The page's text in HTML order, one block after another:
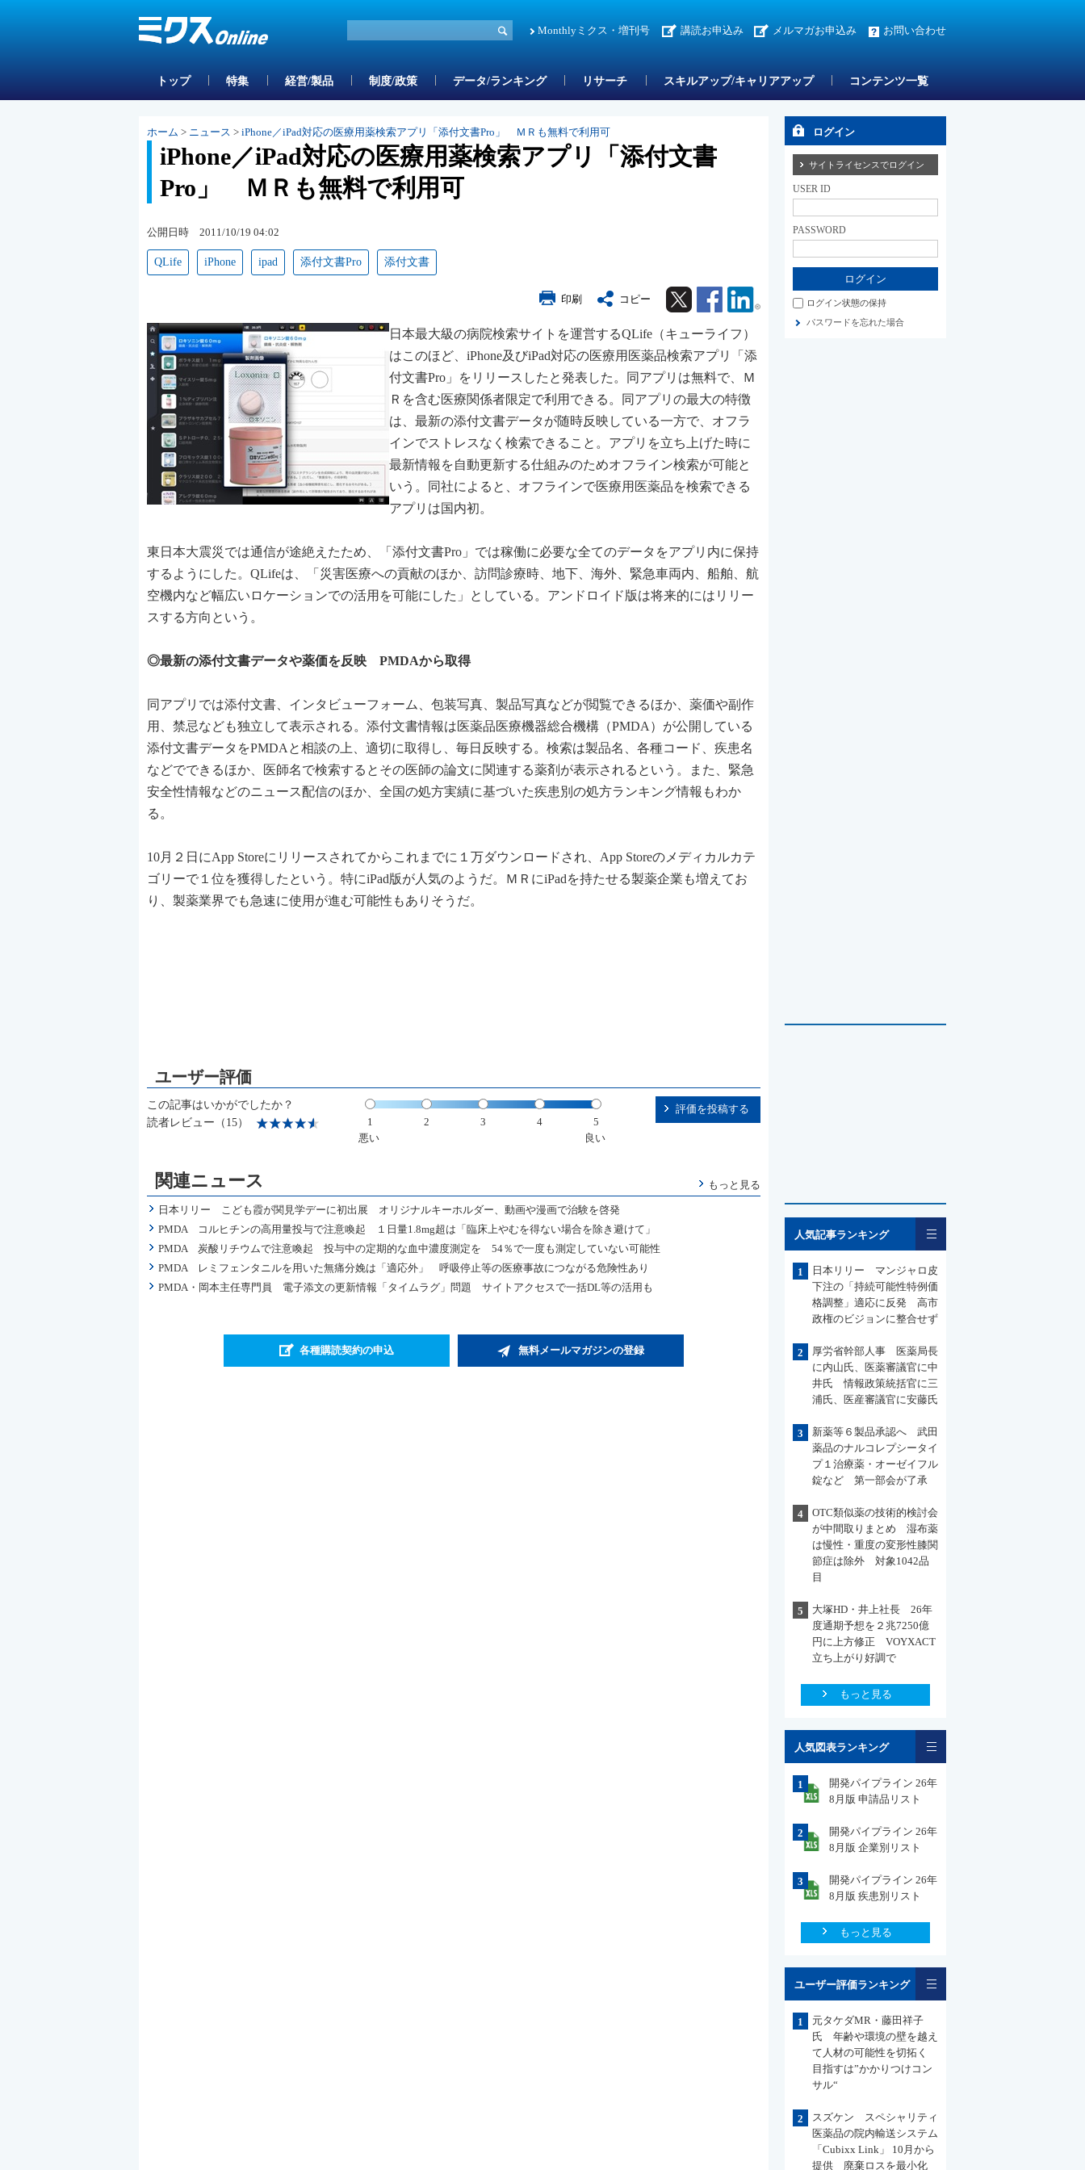
Monthlyミクス・増刊号 講読お申込み メルマガお申込み お問い合わせ
トップ 特集 経営/製品 制度/政策 データ/ランキング リサーチ スキルアップ/キャリアアップ コンテンツ一覧
ホーム > ニュース > iPhone／iPad対応の医療用薬検索アプリ「添付文書Pro」 ＭＲも無料で利用可
iPhone／iPad対応の医療用薬検索アプリ「添付文書
Pro」 ＭＲも無料で利用可
公開日時 2011/10/19 04:02
QLife iPhone ipad 添付文書Pro 添付文書
印刷 コピー Twitter Facebook Linkedin
日本最大級の病院検索サイトを運営するQLife（キューライフ）
はこのほど、iPhone及びiPad対応の医療用医薬品検索アプリ「添
付文書Pro」をリリースしたと発表した。同アプリは無料で、Ｍ
Ｒを含む医療関係者限定で利用できる。同アプリの最大の特徴
は、最新の添付文書データが随時反映している一方で、オフラ
インでストレスなく検索できること。アプリを立ち上げた時に
最新情報を自動更新する仕組みのためオフライン検索が可能と
いう。同社によると、オフラインで医療用医薬品を検索できる
アプリは国内初。
東日本大震災では通信が途絶えたため、「添付文書Pro」では稼働に必要な全てのデータをアプリ内に保持
するようにした。QLifeは、「災害医療への貢献のほか、訪問診療時、地下、海外、緊急車両内、船舶、航
空機内など幅広いロケーションでの活用を可能にした」としている。アンドロイド版は将来的にはリリー
スする方向という。
◎最新の添付文書データや薬価を反映 PMDAから取得
同アプリでは添付文書、インタビューフォーム、包装写真、製品写真などが閲覧できるほか、薬価や副作
用、禁忌なども独立して表示される。添付文書情報は医薬品医療機器総合機構（PMDA）が公開している
添付文書データをPMDAと相談の上、適切に取得し、毎日反映する。検索は製品名、各種コード、疾患名
などでできるほか、医師名で検索するとその医師の論文に関連する薬剤が表示されるという。また、緊急
安全性情報などのニュース配信のほか、全国の処方実績に基づいた疾患別の処方ランキング情報もわか
る。
10月２日にApp Storeにリリースされてからこれまでに１万ダウンロードされ、App Storeのメディカルカテ
ゴリーで１位を獲得したという。特にiPad版が人気のようだ。ＭＲにiPadを持たせる製薬企業も増えてお
り、製薬業界でも急速に使用が進む可能性もありそうだ。
この記事はいかがでしたか？
読者レビュー（15）
1 2 3 4
5
悪い
良い
評価を投稿する
関連ニュース もっと見る
日本リリー こども霞が関見学デーに初出展 オリジナルキーホルダー、動画や漫画で治験を啓発
PMDA コルヒチンの高用量投与で注意喚起 １日量1.8mg超は「臨床上やむを得ない場合を除き避けて」
PMDA 炭酸リチウムで注意喚起 投与中の定期的な血中濃度測定を 54％で一度も測定していない可能性
PMDA レミフェンタニルを用いた無痛分娩は「適応外」 呼吸停止等の医療事故につながる危険性あり
PMDA・岡本主任専門員 電子添文の更新情報「タイムラグ」問題 サイトアクセスで一括DL等の活用も
各種購読契約の申込 無料メールマガジンの登録
ログイン
サイトライセンスでログイン
USER ID
PASSWORD
ログイン状態の保持
パスワードを忘れた場合
人気記事ランキング
1
日本リリー マンジャロ皮
下注の「持続可能性特例価
格調整」適応に反発 高市
政権のビジョンに整合せず
2
厚労省幹部人事 医薬局長
に内山氏、医薬審議官に中
井氏 情報政策統括官に三
浦氏、医産審議官に安藤氏
3
新薬等６製品承認へ 武田
薬品のナルコレプシータイ
プ１治療薬・オーゼイフル
錠など 第一部会が了承
4
OTC類似薬の技術的検討会
が中間取りまとめ 湿布薬
は慢性・重度の変形性膝関
節症は除外 対象1042品
目
5
大塚HD・井上社長 26年
度通期予想を２兆7250億
円に上方修正 VOYXACT
立ち上がり好調で
もっと見る
人気図表ランキング
1
開発パイプライン 26年
8月版 申請品リスト
2
開発パイプライン 26年
8月版 企業別リスト
3
開発パイプライン 26年
8月版 疾患別リスト
もっと見る
ユーザー評価ランキング
1
元タケダMR・藤田祥子
氏 年齢や環境の壁を越え
て人材の可能性を切拓く
目指すは”かかりつけコン
サル“
2
スズケン スペシャリティ
医薬品の院内輸送システム
「Cubixx Link」 10月から
提供 廃棄ロスを最小化